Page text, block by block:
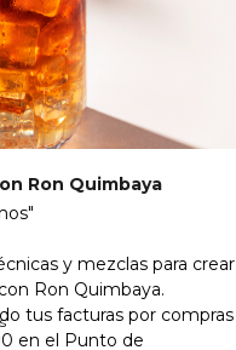
Ron Quimbaya
y mezclas para crear
Ron Quimbaya.
tus facturas por compras
en el Punto de